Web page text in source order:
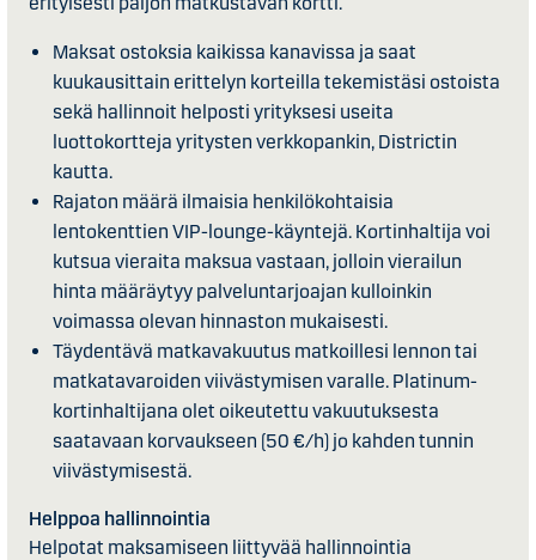
Maksat ostoksia kaikissa kanavissa ja saat
kuukausittain erittelyn korteilla tekemistäsi ostoista
sekä hallinnoit helposti yrityksesi useita
luottokortteja yritysten verkkopankin, Districtin
kautta.
Rajaton määrä ilmaisia henkilökohtaisia
lentokenttien VIP-lounge-käyntejä. Kortinhaltija voi
kutsua vieraita maksua vastaan, jolloin vierailun
hinta määräytyy palveluntarjoajan kulloinkin
voimassa olevan hinnaston mukaisesti.
Täydentävä matkavakuutus matkoillesi lennon tai
matkatavaroiden viivästymisen varalle. Platinum-
kortinhaltijana olet oikeutettu vakuutuksesta
saatavaan korvaukseen (50 €/h) jo kahden tunnin
viivästymisestä.
Helppoa hallinnointia
Helpotat maksamiseen liittyvää hallinnointia